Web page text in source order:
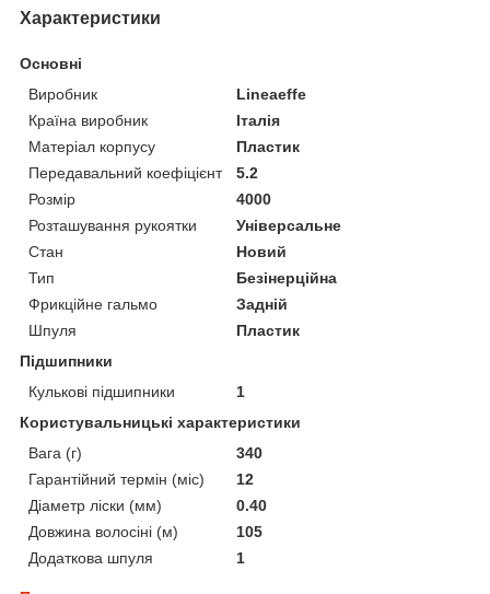
Характеристики
Основні
Виробник
Lineaeffe
Країна виробник
Італія
Матеріал корпусу
Пластик
Передавальний коефіцієнт
5.2
Розмір
4000
Розташування рукоятки
Універсальне
Стан
Новий
Тип
Безінерційна
Фрикційне гальмо
Задній
Шпуля
Пластик
Підшипники
Кулькові підшипники
1
Користувальницькі характеристики
Вага (г)
340
Гарантійний термін (міс)
12
Діаметр ліски (мм)
0.40
Довжина волосіні (м)
105
Додаткова шпуля
1